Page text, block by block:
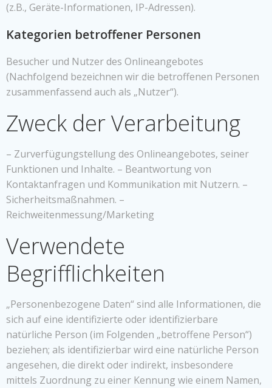
(z.B., Geräte-Informationen, IP-Adressen).
Kategorien betroffener Personen
Besucher und Nutzer des Onlineangebotes
(Nachfolgend bezeichnen wir die betroffenen Personen
zusammenfassend auch als „Nutzer“).
Zweck der Verarbeitung
– Zurverfügungstellung des Onlineangebotes, seiner
Funktionen und Inhalte. – Beantwortung von
Kontaktanfragen und Kommunikation mit Nutzern. –
Sicherheitsmaßnahmen. –
Reichweitenmessung/Marketing
Verwendete
Begrifflichkeiten
„Personenbezogene Daten“ sind alle Informationen, die
sich auf eine identifizierte oder identifizierbare
natürliche Person (im Folgenden „betroffene Person“)
beziehen; als identifizierbar wird eine natürliche Person
angesehen, die direkt oder indirekt, insbesondere
mittels Zuordnung zu einer Kennung wie einem Namen,